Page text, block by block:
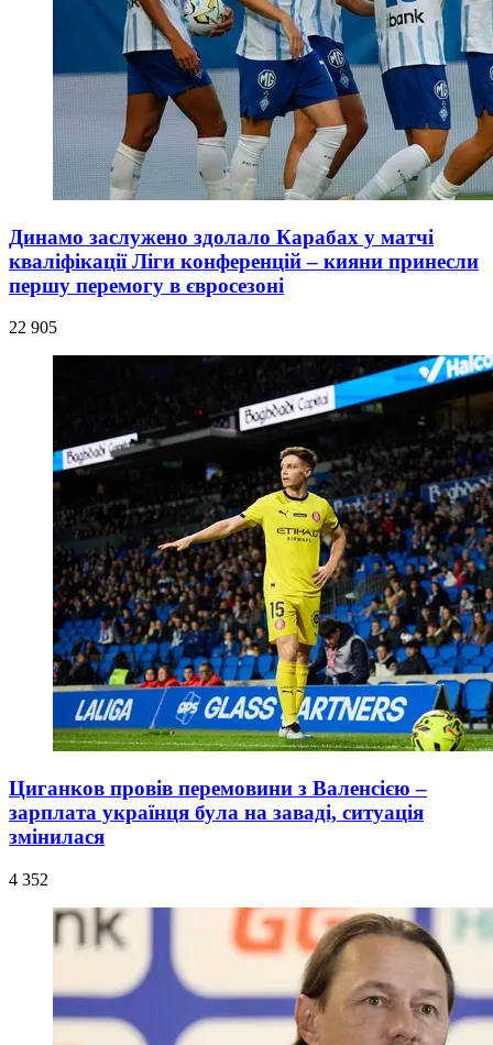
Динамо заслужено здолало Карабах у матчі
кваліфікації Ліги конференцій – кияни принесли
першу перемогу в євросезоні
22 905
Циганков провів перемовини з Валенсією –
зарплата українця була на заваді, ситуація
змінилася
4 352